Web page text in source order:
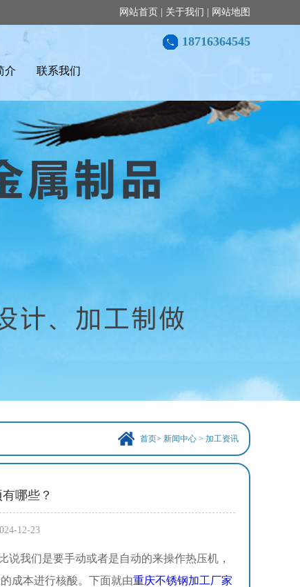
网站首页 关于我们 网站地图
18716364545
介 联系我们
首页> 新闻中心 > 加工资讯
哪些？
12-23
我们是要手动或者是自动的来操作热压机，
成本进行核酸。下面就由重庆不锈钢加工厂家